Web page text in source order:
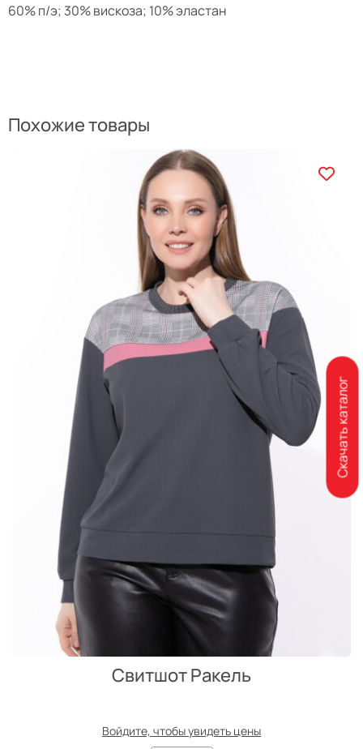
60% п/э; 30% вискоза; 10% эластан
Похожие товары
Свитшот Ракель
Войдите, чтобы увидеть цены
Скачать каталог